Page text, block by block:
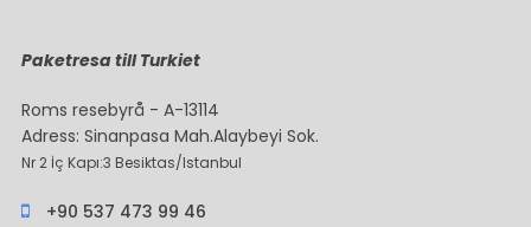
Paketresa till Turkiet
Roms resebyrå - A-13114
Adress: Sinanpasa Mah.Alaybeyi Sok.
Nr 2 İç Kapı:3 Besiktas/Istanbul
+90 537 473 99 46